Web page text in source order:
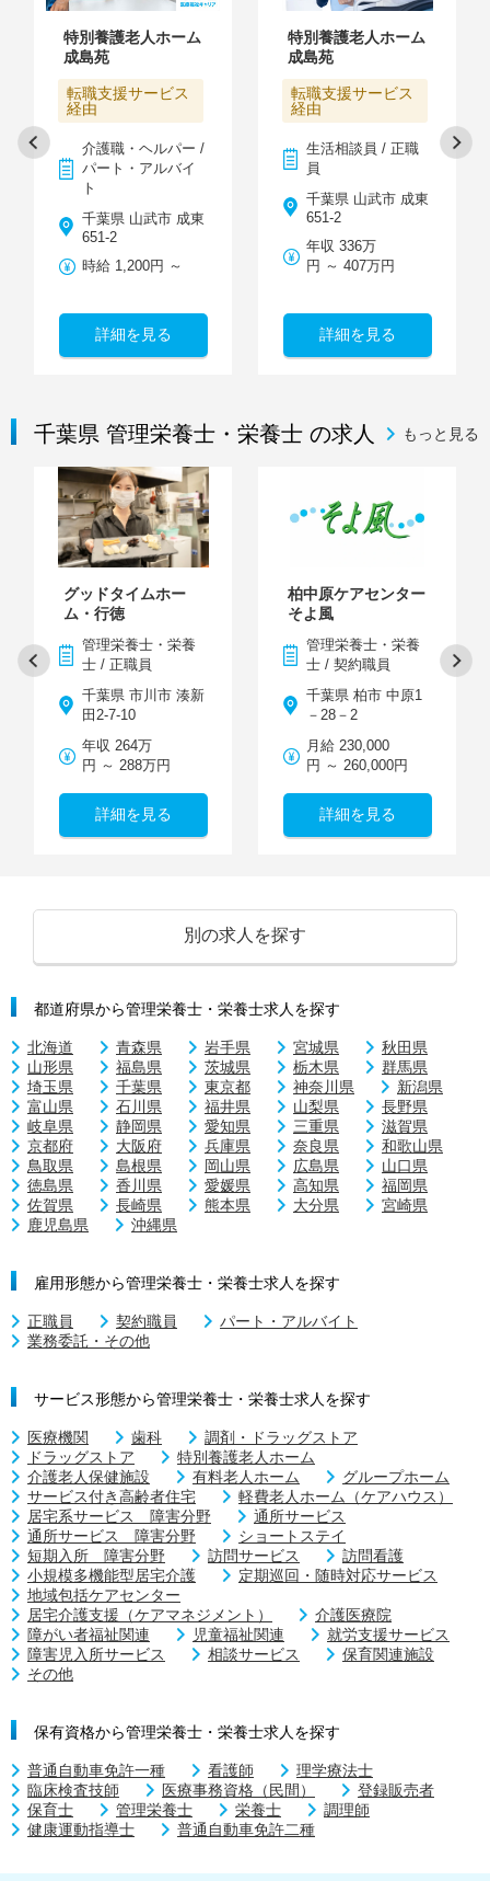
特別養護老人ホーム
成島苑
転職支援サービス
経由
介護職・ヘルパー /
パート・アルバイ
ト
千葉県 山武市 成東
651-2
時給 1,200円 ～
詳細を見る
特別養護老人ホーム
成島苑
転職支援サービス
経由
生活相談員 / 正職
員
千葉県 山武市 成東
651-2
年収 336万
円 ～ 407万円
詳細を見る
千葉県 管理栄養士・栄養士 の求人 もっと見る
グッドタイムホー
ム・行徳
管理栄養士・栄養
士 / 正職員
千葉県 市川市 湊新
田2-7-10
年収 264万
円 ～ 288万円
詳細を見る
柏中原ケアセンター
そよ風
管理栄養士・栄養
士 / 契約職員
千葉県 柏市 中原1
－28－2
月給 230,000
円 ～ 260,000円
詳細を見る
別の求人を探す
都道府県から管理栄養士・栄養士求人を探す
北海道 青森県 岩手県 宮城県
秋田県
山形県
福島県 茨城県 栃木県
群馬県
埼玉県
千葉県 東京都 神奈川県
新潟県
富山県
石川県 福井県 山梨県
長野県
岐阜県
静岡県 愛知県 三重県
滋賀県
京都府
大阪府 兵庫県 奈良県
和歌山県
鳥取県
島根県 岡山県 広島県
山口県
徳島県
香川県 愛媛県 高知県
福岡県
佐賀県
長崎県 熊本県 大分県
宮崎県
鹿児島県
沖縄県
雇用形態から管理栄養士・栄養士求人を探す
正職員 契約職員
パート・アルバイト
業務委託・その他
サービス形態から管理栄養士・栄養士求人を探す
医療機関 歯科
調剤・ドラッグストア
ドラッグストア
特別養護老人ホーム
介護老人保健施設
有料老人ホーム
グループホーム
サービス付き高齢者住宅
軽費老人ホーム（ケアハウス）
居宅系サービス 障害分野
通所サービス
通所サービス 障害分野
ショートステイ
短期入所 障害分野
訪問サービス
訪問看護
小規模多機能型居宅介護
定期巡回・随時対応サービス
地域包括ケアセンター
居宅介護支援（ケアマネジメント）
介護医療院
障がい者福祉関連
児童福祉関連
就労支援サービス
障害児入所サービス
相談サービス
保育関連施設
その他
保有資格から管理栄養士・栄養士求人を探す
普通自動車免許一種 看護師
理学療法士
臨床検査技師
医療事務資格（民間）
登録販売者
保育士
管理栄養士 栄養士
調理師
健康運動指導士
普通自動車免許二種